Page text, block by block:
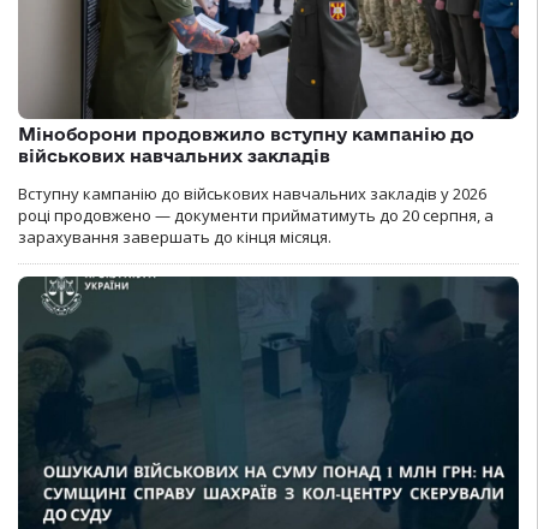
Міноборони продовжило вступну кампанію до
військових навчальних закладів
Вступну кампанію до військових навчальних закладів у 2026
році продовжено — документи прийматимуть до 20 серпня, а
зарахування завершать до кінця місяця.